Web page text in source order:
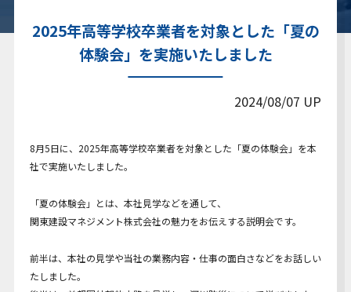
個人情報について
Youtube動画
2025年高等学校卒業者を対象とした「夏の
体験会」を実施いたしました
2024/08/07 UP
8月5日に、2025年高等学校卒業者を対象とした「夏の体験会」を本
社で実施いたしました。
「夏の体験会」とは、本社見学などを通して、
関東建設マネジメント株式会社の魅力をお伝えする説明会です。
前半は、本社の見学や当社の業務内容・仕事の面白さなどをお話しい
たしました。